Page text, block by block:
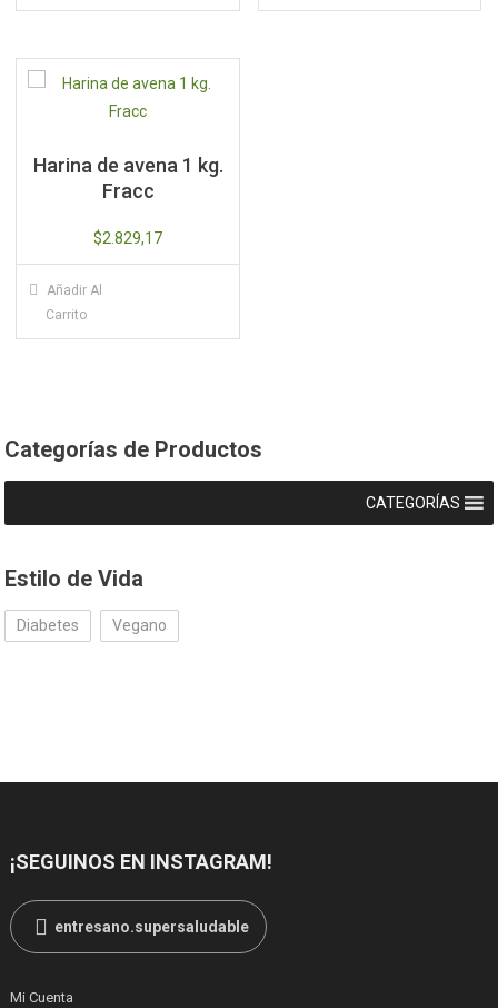
Harina de avena 1 kg.
Fracc
$2.829,17
Añadir Al
Carrito
Categorías de Productos
CATEGORÍAS
Estilo de Vida
Diabetes Vegano
¡SEGUINOS EN INSTAGRAM!
entresano.supersaludable
Mi Cuenta